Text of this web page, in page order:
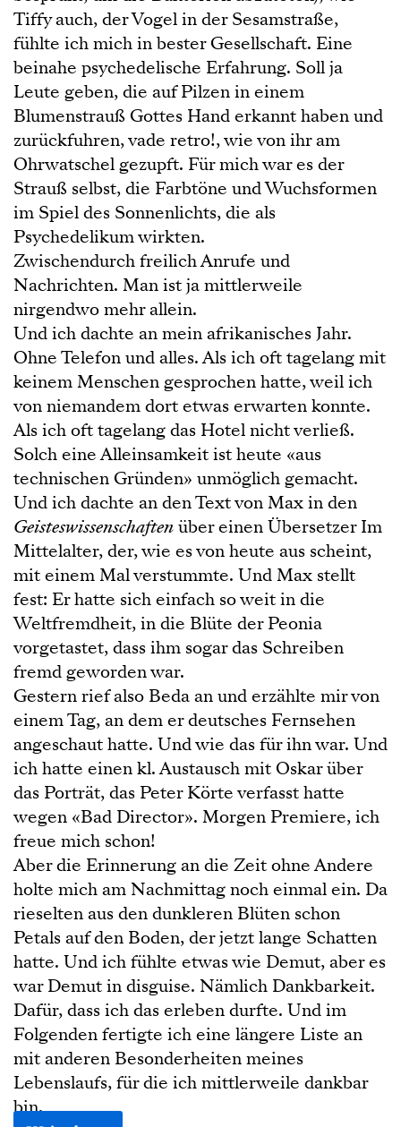
Tiffy auch, der Vogel in der Sesamstraße,
fühlte ich mich in bester Gesellschaft. Eine
beinahe psychedelische Erfahrung. Soll ja
Leute geben, die auf Pilzen in einem
Blumenstrauß Gottes Hand erkannt haben und
zurückfuhren, vade retro!, wie von ihr am
Ohrwatschel gezupft. Für mich war es der
Strauß selbst, die Farbtöne und Wuchsformen
im Spiel des Sonnenlichts, die als
Psychedelikum wirkten.
Zwischendurch freilich Anrufe und
Nachrichten. Man ist ja mittlerweile
nirgendwo mehr allein.
Und ich dachte an mein afrikanisches Jahr.
Ohne Telefon und alles. Als ich oft tagelang mit
keinem Menschen gesprochen hatte, weil ich
von niemandem dort etwas erwarten konnte.
Als ich oft tagelang das Hotel nicht verließ.
Solch eine Alleinsamkeit ist heute «aus
technischen Gründen» unmöglich gemacht.
Und ich dachte an den Text von Max in den
Geisteswissenschaftenüber einen Übersetzer Im
Mittelalter, der, wie es von heute aus scheint,
mit einem Mal verstummte. Und Max stellt
fest: Er hatte sich einfach so weit in die
Weltfremdheit, in die Blüte der Peonia
vorgetastet, dass ihm sogar das Schreiben
fremd geworden war.
Gestern rief also Beda an und erzählte mir von
einem Tag, an dem er deutsches Fernsehen
angeschaut hatte. Und wie das für ihn war. Und
ich hatte einen kl. Austausch mit Oskar über
das Porträt, das Peter Körte verfasst hatte
wegen «Bad Director». Morgen Premiere, ich
freue mich schon!
Aber die Erinnerung an die Zeit ohne Andere
holte mich am Nachmittag noch einmal ein. Da
rieselten aus den dunkleren Blüten schon
Petals auf den Boden, der jetzt lange Schatten
hatte. Und ich fühlte etwas wie Demut, aber es
war Demut in disguise. Nämlich Dankbarkeit.
Dafür, dass ich das erleben durfte. Und im
Folgenden fertigte ich eine längere Liste an
mit anderen Besonderheiten meines
Lebenslaufs, für die ich mittlerweile dankbar
bin.